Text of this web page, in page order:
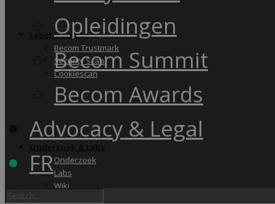
Label & audits
Becom Trustmark
Security Scan
Cookiescan
Onderzoek
Labs
Wiki
Opleidingen
Becom Summit
Becom Awards
Advocacy & Legal
FR